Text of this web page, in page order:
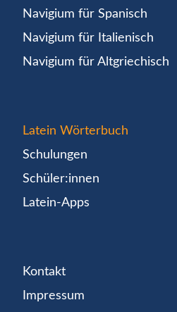
Navigium für Spanisch
Navigium für Italienisch
Navigium für Altgriechisch
Latein Wörterbuch
Schulungen
Schüler:innen
Latein-Apps
Kontakt
Impressum